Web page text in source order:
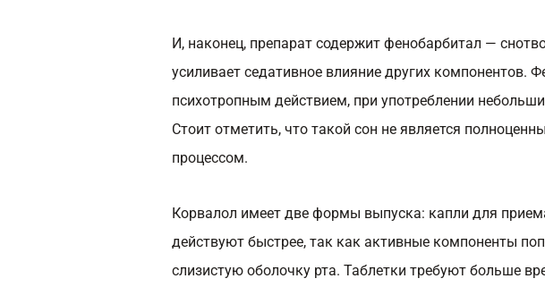
И, наконец, препарат содержит фенобарбитал —
усиливает седативное влияние других компонентов.
психотропным действием, при употреблении
Стоит отметить, что такой сон не является
процессом.
Корвалол имеет две формы выпуска: капли для
действуют быстрее, так как активные компоненты
слизистую оболочку рта. Таблетки требуют больше